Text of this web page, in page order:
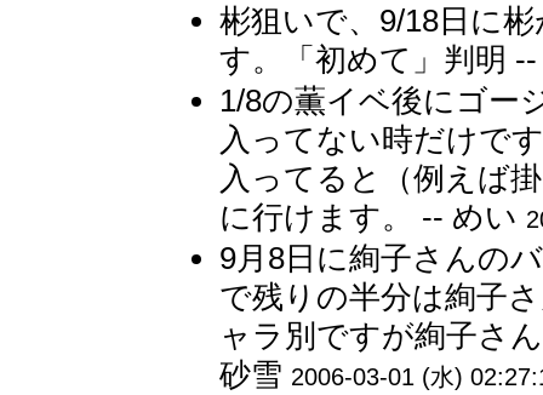
彬狙いで、9/18日に
す。「初めて」判明
1/8の薫イベ後にゴー
入ってない時だけで
入ってると（例えば
に行けます。 -- めい
9月8日に絢子さんの
で残りの半分は絢子
ャラ別ですが絢子さ
砂雪 2006-03-01 (水)